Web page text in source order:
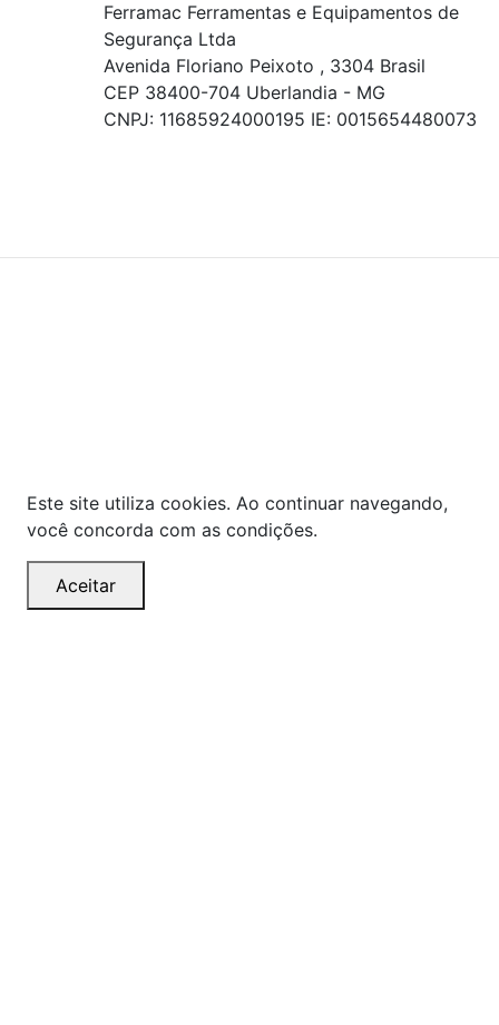
Ferramac Ferramentas e Equipamentos de
Segurança Ltda
Avenida Floriano Peixoto , 3304 Brasil
CEP 38400-704 Uberlandia - MG
CNPJ: 11685924000195 IE: 0015654480073
Este site utiliza cookies. Ao continuar navegando,
você concorda com as condições.
Aceitar